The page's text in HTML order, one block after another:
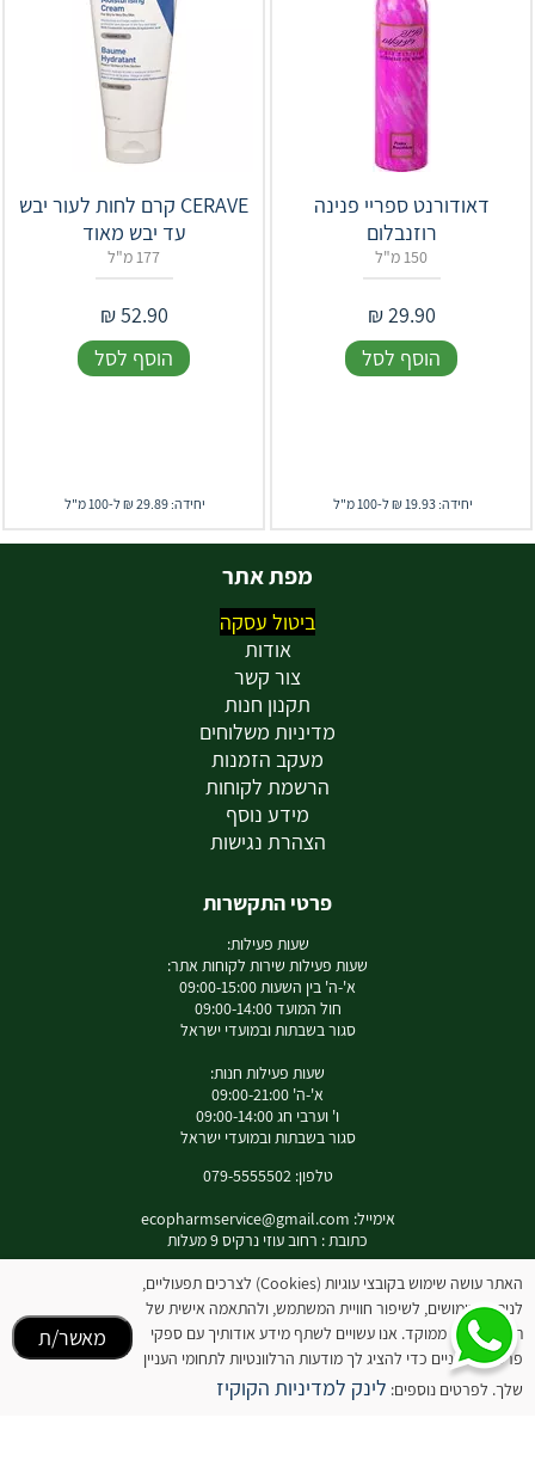
דאודורנט ספריי פנינה
רוזנבלום
150 מ"ל
29.90
₪
הוסף לסל
יחידה: 19.93 ₪ ל-100 מ"ל
CERAVE קרם לחות לעור יבש
עד יבש מאוד
177 מ"ל
52.90
₪
הוסף לסל
יחידה: 29.89 ₪ ל-100 מ"ל
מפת אתר
ביטול עסקה
אודות
צור קשר
תקנון חנות
מדיניות משלוחים
מעקב הזמנות
הרשמת לקוחות
מידע נוסף
הצהרת נגישות
פרטי התקשרות
שעות פעילות:
שעות פעילות שירות לקוחות אתר:
א'-ה' בין השעות 09:00-15:00
חול המועד 09:00-14:00
סגור בשבתות ובמועדי ישראל
שעות פעילות חנות:
א'-ה' 09:00-21:00
ו' וערבי חג 09:00-14:00
סגור בשבתות ובמועדי ישראל
טלפון: 079-5555502
אימייל: ecopharmservice@gmail.com
כתובת : רחוב עוזי נרקיס 9 מעלות
לאינסטגרם שלנו
המידע באתר זה אינו מהווה תחליף להיוועצות עם רופא או רוקח בטרם רכישת המוצר והתחלת
הטיפול בו. יש לעיין בעלון לצרכן לפני השימוש בתכשיר .
האתר עושה שימוש בקובצי עוגיות (Cookies) לצרכים תפעוליים,
לניתוח שימושים, לשיפור חוויית המשתמש, ולהתאמה אישית של
תוכן ופרסום ממוקד. אנו עשויים לשתף מידע אודותיך עם ספקי
פרסום חיצוניים כדי להציג לך מודעות הרלוונטיות לתחומי העניין
שלך. לפרטים נוספים: לינק למדיניות הקוקיז
מאשר/ת